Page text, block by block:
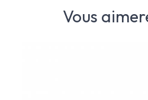
Vous